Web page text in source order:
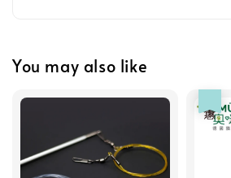
You may also like